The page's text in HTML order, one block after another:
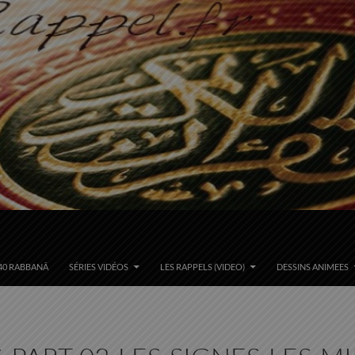
RABBANÂ SÉRIES VIDÉOS LES RAPPELS (VIDEO) DESSINS ANIMEES